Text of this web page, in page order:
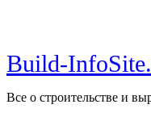
Build-
Все о строительстве и